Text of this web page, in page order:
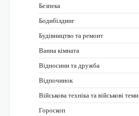
Безпека
Бодибілдинг
Будівництво та ремонт
Ванна кімната
Відносини та дружба
Відпочинок
Військова техніка та військові теми
Гороскоп